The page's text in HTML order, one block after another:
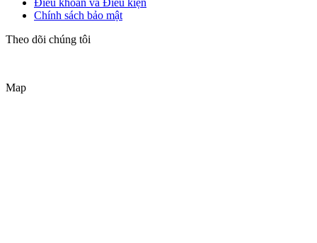
Điều khoản và Điều kiện
Chính sách bảo mật
Theo dõi chúng tôi
Map